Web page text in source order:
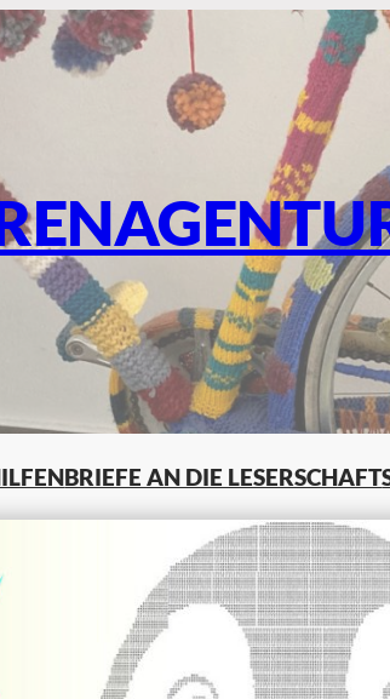
BRIEFE AN DIE LESERSCHAFT